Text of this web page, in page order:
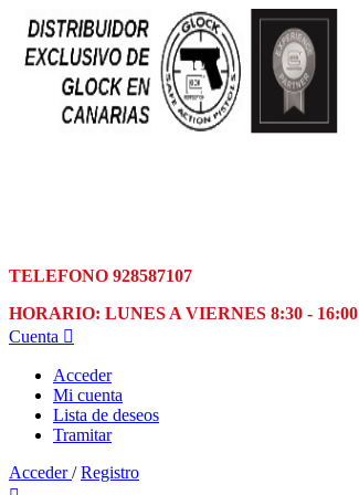
TELEFONO 928587107
HORARIO: LUNES A VIERNES 8:30 - 16:00
Cuenta 
Acceder
Mi cuenta
Lista de deseos
Tramitar
Acceder / Registro